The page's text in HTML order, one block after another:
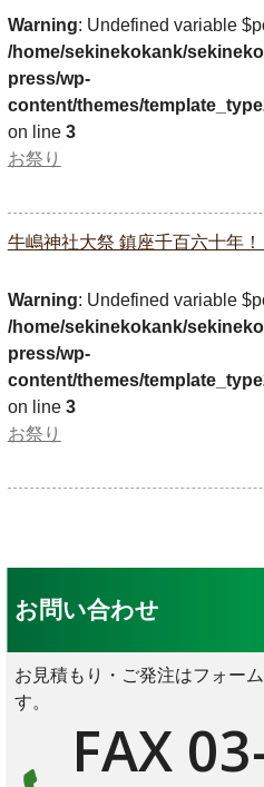
Warning: Undefined variable
/home/sekinekokank/
press/wp-
content/themes/
on line 3
お祭り
牛嶋神社大祭 鎮座千百六十年
Warning: Undefined variable
/home/sekinekokank/
press/wp-
content/themes/
on line 3
お祭り
お問い合わせ
お見積もり・ご発注はフォー
す。
FAX